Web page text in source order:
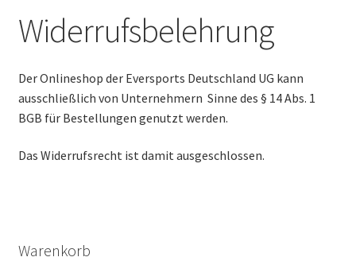
Datenschutzerklärung
Hilfe
Impressum
Kasse
Mein Konto
Widerrufsbelehrung
Der Onlineshop der Eversports Deutschland UG kann
ausschließlich von Unternehmern Sinne des § 14 Abs. 1
BGB für Bestellungen genutzt werden.
Das Widerrufsrecht ist damit ausgeschlossen.
Warenkorb